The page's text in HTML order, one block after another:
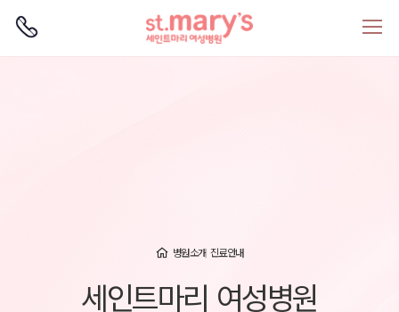
병원소개 진료안내
세인트마리 여성병원